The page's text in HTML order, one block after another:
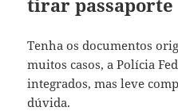
Tenha os documentos
muitos casos, a Polícia
integrados, mas leve
dúvida.